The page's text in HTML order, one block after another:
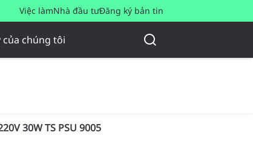
Việc làmNhà đầu tưĐăng ký bản tin
của chúng tôi
30W TS PSU 9005